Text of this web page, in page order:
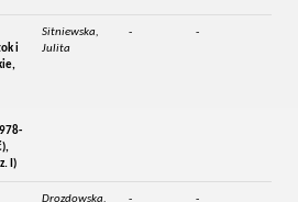
i
I)
Sitniewska,
Julita
- -
Drozdowska,
- -